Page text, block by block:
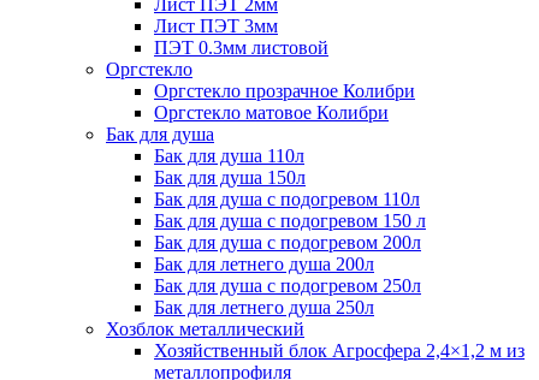
Лист ПЭТ 3мм
ПЭТ 0.3мм листовой
Оргстекло
Оргстекло прозрачное Колибри
Оргстекло матовое Колибри
Бак для душа
Бак для душа 110л
Бак для душа 150л
Бак для душа с подогревом 110л
Бак для душа с подогревом 150 л
Бак для душа с подогревом 200л
Бак для летнего душа 200л
Бак для душа с подогревом 250л
Бак для летнего душа 250л
Хозблок металлический
Хозяйственный блок Агросфера 2,4×1,2 м из
металлопрофиля